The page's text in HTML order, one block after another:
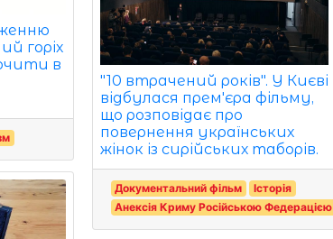
горіх
в
"10 втрачений років". У Києві
відбулася прем'єра фільму,
що розповідає про
повернення українських
жінок із сирійських таборів.
Документальний фільм
Історія
Анексія Криму Російською Федерацією